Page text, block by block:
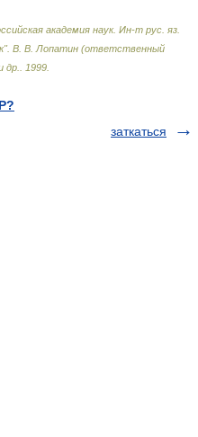
академия наук. Ин-т рус. яз.
. В. В. Лопатин (ответственный
др.
1999
заткаться